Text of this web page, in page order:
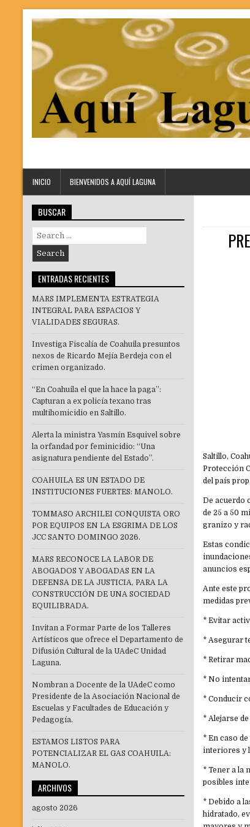
INICIO BIENVENIDOS A AQUÍ LAGUNA
Saltillo,
Protección
del país
De acuerdo
de 25 a 50
granizo y
Estas
anuncios
Ante este
medidas
* Evitar
* Asegurar
* Retirar
* No
* Conducir
* Alejarse
* En caso
interiores y
* Tener a la
posibles
* Debido a
hidratado,
BUSCAR
Search
for:
ENTRADAS RECIENTES
MARS IMPLEMENTA ESTRATEGIA
INTEGRAL PARA ESPACIOS Y
VIALIDADES SEGURAS.
Investiga Fiscalía de Coahuila presuntos
nexos de Ricardo Mejía Berdeja con el
crimen organizado.
“En Coahuila el que la hace la paga”:
Capturan a ex policía texano tras
multihomicidio en Saltillo.
Alerta la ministra Yasmín Esquivel sobre
la orfandad por feminicidio: “Una
asignatura pendiente del Estado”.
COAHUILA ES UN ESTADO DE
INSTITUCIONES FUERTES: MANOLO.
TOMMASO ARCHILEI CONQUISTA ORO
POR EQUIPOS EN LA ESGRIMA DE LOS
JCC SANTO DOMINGO 2026.
MARS RECONOCE LA LABOR DE
ABOGADOS Y ABOGADAS EN LA
DEFENSA DE LA JUSTICIA, PARA LA
CONSTRUCCIÓN DE UNA SOCIEDAD
EQUILIBRADA.
Invitan a Formar Parte de los Talleres
Artísticos que ofrece el Departamento de
Difusión Cultural de la UAdeC Unidad
Laguna.
Nombran a Docente de la UAdeC como
Presidente de la Asociación Nacional de
Escuelas y Facultades de Educación y
Pedagogía.
ESTAMOS LISTOS PARA
POTENCIALIZAR EL GAS COAHUILA:
MANOLO.
ARCHIVOS
agosto 2026